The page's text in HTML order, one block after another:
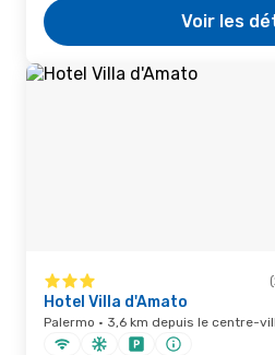
Voir les
Hotel Villa d'Amato
Palermo · 3,6 km depuis le centre-